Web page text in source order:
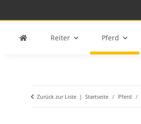
Reiter Pferd
Zurück zur Liste Startseite Pferd